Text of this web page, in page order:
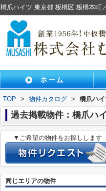
橋爪ハイツ 東京都 板橋区 板橋本町
TOP > 物件カタログ > 橋爪ハイ
過去掲載物件：橋爪ハ
▼ご希望の物件をお探しします
同じエリアの物件